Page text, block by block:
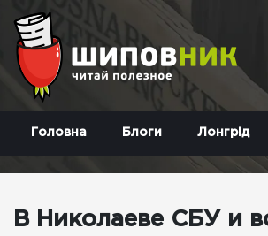
Головна Блоги Лонгрід
В Николаеве СБУ и